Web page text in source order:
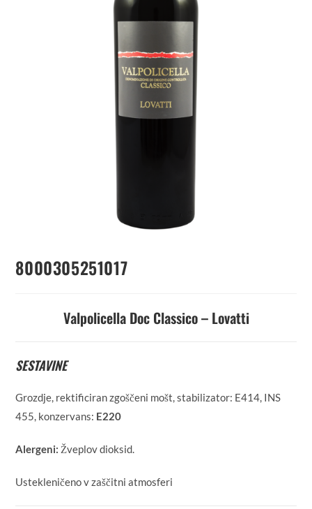
8000305251017
Valpolicella Doc Classico – Lovatti
SESTAVINE
Grozdje, rektificiran zgoščeni mošt, stabilizator: E414, INS
455, konzervans: E220
Alergeni: Žveplov dioksid.
Ustekleničeno v zaščitni atmosferi